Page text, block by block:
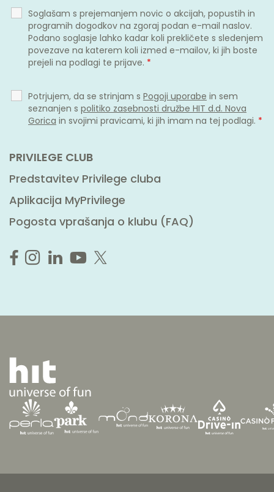
Soglašam s prejemanjem novic o akcijah, popustih in
programih dogodkov na zgoraj podan e-mail naslov.
Podano soglasje lahko kadar koli prekličete s sledenjem
povezave na katerem koli izmed e-mailov, ki jih boste
prejeli na podlagi te prijave. *
Potrjujem, da se strinjam s Pogoji uporabe in sem
seznanjen s politiko zasebnosti družbe HIT d.d. Nova
Gorica in svojimi pravicami, ki jih imam na tej podlagi. *
PRIVILEGE CLUB
Predstavitev Privilege cluba
Aplikacija MyPrivilege
Pogosta vprašanja o klubu (FAQ)